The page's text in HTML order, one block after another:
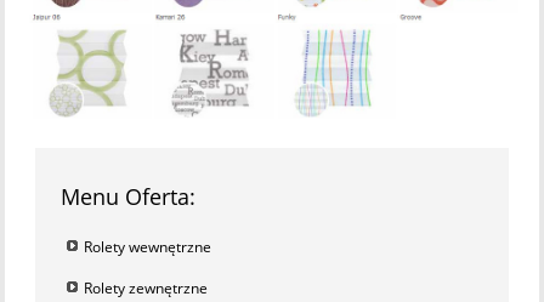
Menu Oferta:
Rolety wewnętrzne
Rolety zewnętrzne